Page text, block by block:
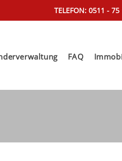
TELEFON: 0511 -
FAQ